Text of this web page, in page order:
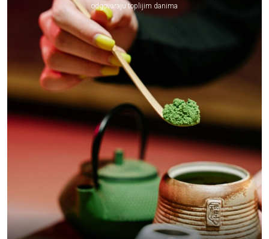
odgovaraju toplijim danima